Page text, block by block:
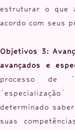
estruturar o que
acordo com seus
Objetivos 3:
avançados
e
processo de
determinado
suas